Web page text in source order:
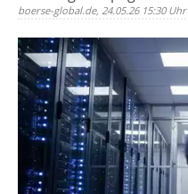
boerse-global.de, 24.05.26 15:30 Uhr